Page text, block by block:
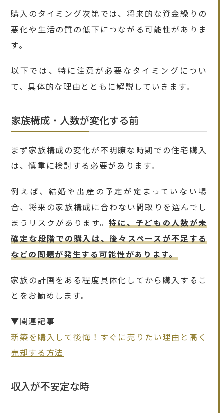
購入のタイミング次第では、将来的な資金繰りの
悪化や生活の質の低下につながる可能性がありま
す。
以下では、特に注意が必要なタイミングについ
て、具体的な理由とともに解説していきます。
家族構成・人数が変化する前
まず家族構成の変化が不明瞭な時期での住宅購入
は、慎重に検討する必要があります。
例えば、結婚や出産の予定が定まっていない場
合、将来の家族構成に合わない間取りを選んでし
まうリスクがあります。特に、子どもの人数が未
確定な段階での購入は、後々スペースが不足する
などの問題が発生する可能性があります。
家族の計画をある程度具体化してから購入するこ
とをお勧めします。
▼関連記事
新築を購入して後悔！すぐに売りたい理由と高く
売却する方法
収入が不安定な時